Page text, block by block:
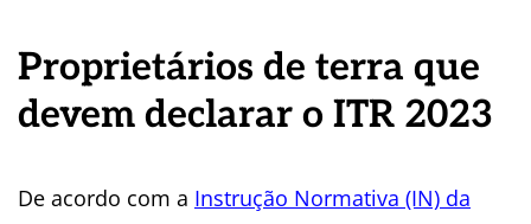
Proprietários de terra que
devem declarar o ITR 2023
De acordo com a Instrução Normativa (IN) da